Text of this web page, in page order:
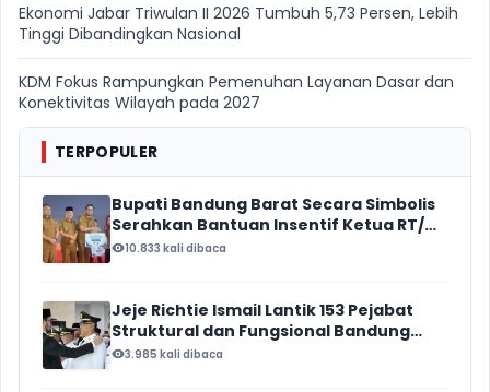
Ekonomi Jabar Triwulan II 2026 Tumbuh 5,73 Persen, Lebih
Tinggi Dibandingkan Nasional
KDM Fokus Rampungkan Pemenuhan Layanan Dasar dan
Konektivitas Wilayah pada 2027
TERPOPULER
Bupati Bandung Barat Secara Simbolis
Serahkan Bantuan Insentif Ketua RT/
RW, Total Anggaran Mencapai Rp16
10.833 kali dibaca
Jeje Richtie Ismail Lantik 153 Pejabat
Struktural dan Fungsional Bandung
Barat
3.985 kali dibaca